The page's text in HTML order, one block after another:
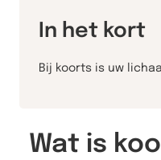
In het kort
Bij koorts is uw
Wat is